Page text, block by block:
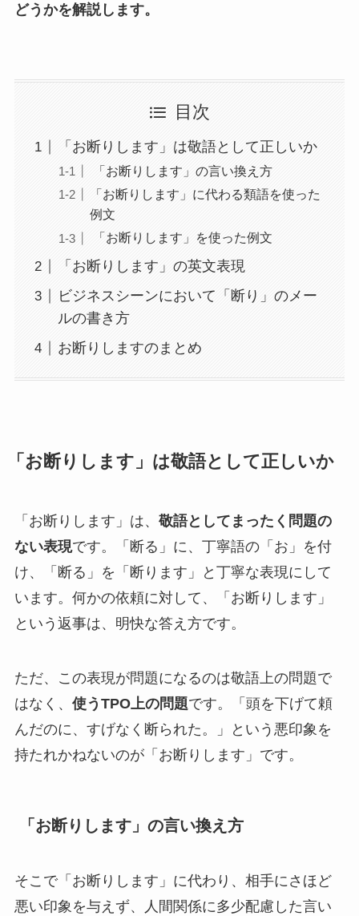
どうかを解説します。
目次
「お断りします」は敬語として正しいか
「お断りします」の言い換え方
「お断りします」に代わる類語を使った
例文
「お断りします」を使った例文
「お断りします」の英文表現
ビジネスシーンにおいて「断り」のメー
ルの書き方
お断りしますのまとめ
「お断りします」は敬語として正しいか
「お断りします」は、 敬語としてまったく問題の
ない表現です。「断る」に、丁寧語の「お」を付
け、「断る」を「断ります」と丁寧な表現にして
います。何かの依頼に対して、「お断りします」
という返事は、明快な答え方です。
ただ、この表現が問題になるのは敬語上の問題で
はなく、 使うTPO上の問題です。「頭を下げて頼
んだのに、すげなく断られた。」という悪印象を
持たれかねないのが「お断りします」です。
「お断りします」の言い換え方
そこで「お断りします」に代わり、相手にさほど
悪い印象を与えず、人間関係に多少配慮した言い